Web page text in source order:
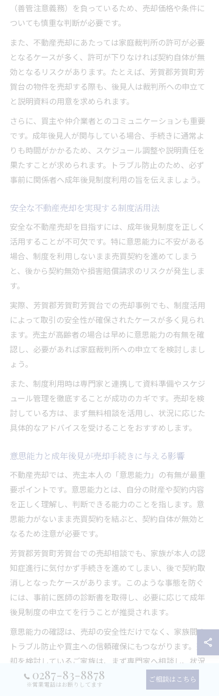
（善管注意義務）を負っているため、売却価格や条件に
ついても慎重な判断が必要です。
また、不動産売却にあたっては家庭裁判所の許可が必要
となるケースが多く、許可が下りなければ契約自体が無
効となるリスクがあります。たとえば、芳賀郡芳賀町芳
賀台の物件を売却する際も、後見人は裁判所への申立て
と説明資料の用意を求められます。
さらに、買主や仲介業者とのコミュニケーションも重要
です。成年後見人が関与している場合、手続きに通常よ
りも時間がかかるため、スケジュール調整や説明責任を
果たすことが求められます。トラブル防止のため、必ず
事前に関係者へ成年後見制度利用の旨を伝えましょう。
安全な不動産売却を実現する制度活用法
安全な不動産売却を目指すには、成年後見制度を正しく
活用することが不可欠です。特に意思能力に不安がある
場合、制度を利用しないまま売買契約を進めてしまう
と、後から契約無効や損害賠償請求のリスクが発生しま
す。
実際、芳賀郡芳賀町芳賀台での売却事例でも、制度活用
によって取引の安全性が確保されたケースが多く見られ
ます。売主が高齢者の場合は早めに意思能力の有無を確
認し、必要があれば家庭裁判所への申立てを検討しまし
ょう。
また、制度利用時は専門家と連携して資料準備やスケジ
ュール管理を徹底することが成功のカギです。売却を検
討している方は、まず無料相談を活用し、状況に応じた
具体的なアドバイスを受けることをおすすめします。
意思能力と成年後見が売却手続きに与える影響
不動産売却では、売主本人の「意思能力」の有無が最重
要ポイントです。意思能力とは、自分の財産や契約内容
を正しく理解し、判断できる能力のことを指します。意
思能力がないまま売買契約を結ぶと、契約自体が無効と
なるため注意が必要です。
芳賀郡芳賀町芳賀台での売却相談でも、家族が本人の認
知症進行に気付かず手続きを進めてしまい、後で契約取
消しとなったケースがあります。このような事態を防ぐ
には、事前に医師の診断書を取得し、必要に応じて成年
後見制度の申立てを行うことが推奨されます。
意思能力の確認は、売却の安全性だけでなく、家族間の
トラブル防止や買主への信頼確保にもつながります。売
却を検討しているご家族は、まず専門家へ相談し、状況
に合わせた最適な手続きを選択しましょう。
0287-83-8878
※営業電話はお断りしてます
ご相談はこちら